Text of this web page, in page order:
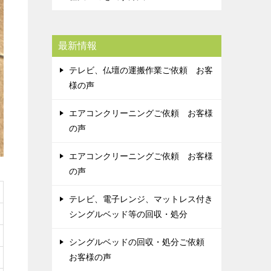
最新情報
テレビ、仏壇の運搬作業ご依頼 お客
様の声
エアコンクリーニングご依頼 お客様
の声
エアコンクリーニングご依頼 お客様
の声
テレビ、電子レンジ、マットレス付き
シングルベッド等の回収・処分
シングルベッドの回収・処分ご依頼
お客様の声